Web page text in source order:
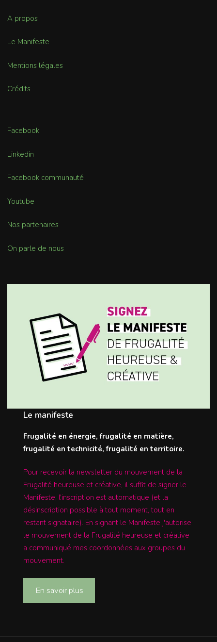
A propos
Le Manifeste
Mentions légales
Crédits
Facebook
Linkedin
Facebook communauté
Youtube
Nos partenaires
On parle de nous
Le manifeste
Frugalité en énergie, frugalité en matière,
frugalité en technicité, frugalité en territoire.
Pour recevoir la newsletter du mouvement de la
Frugalité heureuse et créative, il suffit de signer le
Manifeste, l'inscription est automatique (et la
désinscription possible à tout moment, tout en
restant signataire). En signant le Manifeste j'autorise
le mouvement de la Frugalité heureuse et créative
a communiqué mes coordonnées aux groupes du
mouvement.
En savoir plus